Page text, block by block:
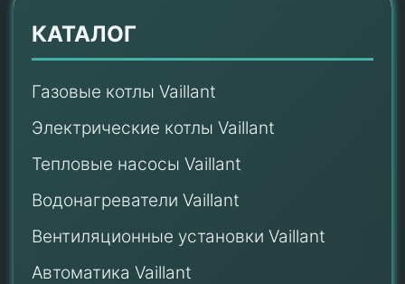
КАТАЛОГ
Газовые котлы Vaillant
Электрические котлы Vaillant
Тепловые насосы Vaillant
Водонагреватели Vaillant
Вентиляционные установки Vaillant
Автоматика Vaillant